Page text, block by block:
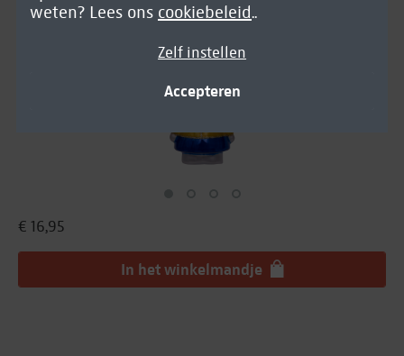
weten? Lees ons cookiebeleid..
Zelf instellen
Accepteren
€ 16,95
In het winkelmandje